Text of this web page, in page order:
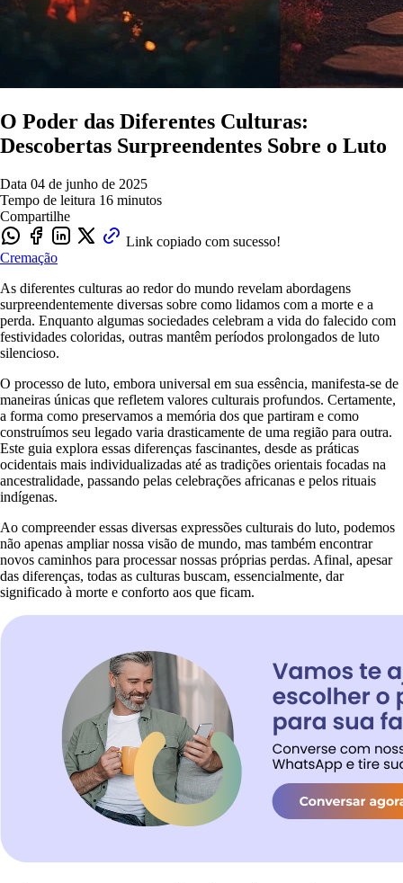
O Poder das Diferentes Culturas:
Descobertas Surpreendentes Sobre o Luto
Data 04 de junho de 2025
Tempo de leitura 16 minutos
Compartilhe
Link copiado com sucesso!
Cremação
As diferentes culturas ao redor do mundo revelam abordagens
surpreendentemente diversas sobre como lidamos com a morte e a
perda. Enquanto algumas sociedades celebram a vida do falecido com
festividades coloridas, outras mantêm períodos prolongados de luto
silencioso.
O processo de luto, embora universal em sua essência, manifesta-se de
maneiras únicas que refletem valores culturais profundos. Certamente,
a forma como preservamos a memória dos que partiram e como
construímos seu legado varia drasticamente de uma região para outra.
Este guia explora essas diferenças fascinantes, desde as práticas
ocidentais mais individualizadas até as tradições orientais focadas na
ancestralidade, passando pelas celebrações africanas e pelos rituais
indígenas.
Ao compreender essas diversas expressões culturais do luto, podemos
não apenas ampliar nossa visão de mundo, mas também encontrar
novos caminhos para processar nossas próprias perdas. Afinal, apesar
das diferenças, todas as culturas buscam, essencialmente, dar
significado à morte e conforto aos que ficam.